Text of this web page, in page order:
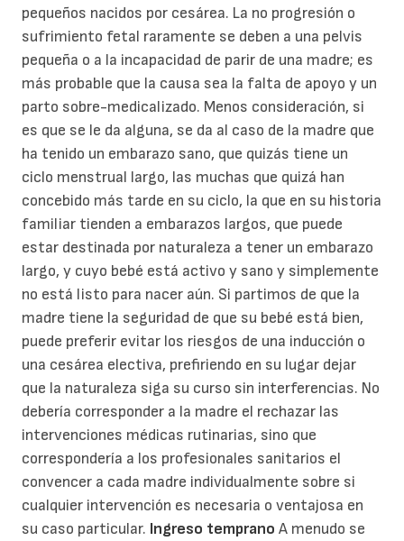
pequeños nacidos por cesárea. La no progresión o
sufrimiento fetal raramente se deben a una pelvis
pequeña o a la incapacidad de parir de una madre; es
más probable que la causa sea la falta de apoyo y un
parto sobre-medicalizado. Menos consideración, si
es que se le da alguna, se da al caso de la madre que
ha tenido un embarazo sano, que quizás tiene un
ciclo menstrual largo, las muchas que quizá han
concebido más tarde en su ciclo, la que en su historia
familiar tienden a embarazos largos, que puede
estar destinada por naturaleza a tener un embarazo
largo, y cuyo bebé está activo y sano y simplemente
no está listo para nacer aún. Si partimos de que la
madre tiene la seguridad de que su bebé está bien,
puede preferir evitar los riesgos de una inducción o
una cesárea electiva, prefiriendo en su lugar dejar
que la naturaleza siga su curso sin interferencias. No
debería corresponder a la madre el rechazar las
intervenciones médicas rutinarias, sino que
correspondería a los profesionales sanitarios el
convencer a cada madre individualmente sobre si
cualquier intervención es necesaria o ventajosa en
su caso particular. Ingreso temprano A menudo se